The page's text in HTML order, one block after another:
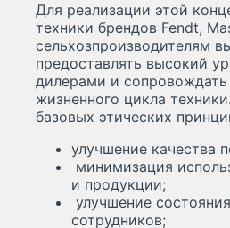
Для реализации этой
техники брендов Fendt,
сельхозпроизводителям
предоставлять высокий
дилерами и сопровождать
жизненного цикла
базовых этических
улучшение качества
минимизация
и продукции;
улучшение
сотрудников;